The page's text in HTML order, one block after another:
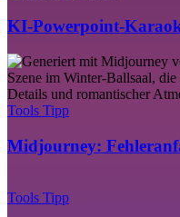
Teamevents
KI-Powerpoint-
Midjourney:
Fehleranfälligkeit
bei
Details
Tools Tipp
Midjourney:
Firefly
Tools Tipp